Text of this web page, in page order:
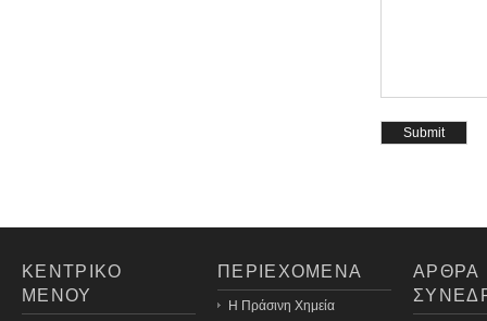
ΚΕΝΤΡΙΚΟ
ΜΕΝΟΥ
ΠΕΡΙΕΧΟΜΕΝΑ
H Πράσινη Χημεία
ΑΡΘΡΑ